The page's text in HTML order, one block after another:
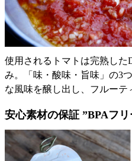
使用されるトマトは完熟した
み。「味・酸味・旨味」の3
な風味を醸し出し、フルー
安心素材の保証 ”BPAフリ